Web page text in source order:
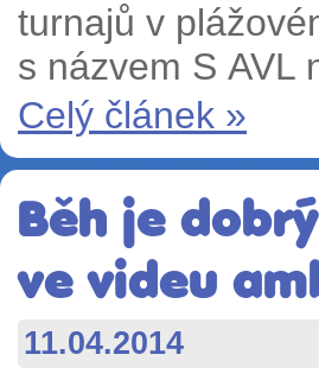
turnajů v
s názvem S AVL
Celý článek »
Běh je
ve videu
11.04.2014